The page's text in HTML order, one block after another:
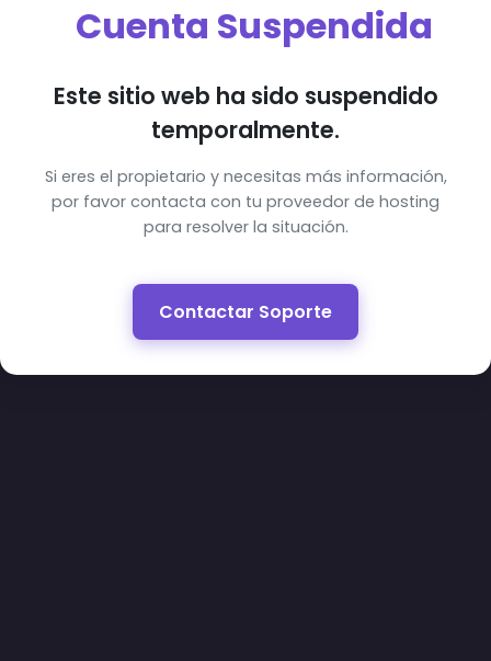
Cuenta Suspendida
Este sitio web ha sido suspendido
temporalmente.
Si eres el propietario y necesitas más información,
por favor contacta con tu proveedor de hosting
para resolver la situación.
Contactar Soporte